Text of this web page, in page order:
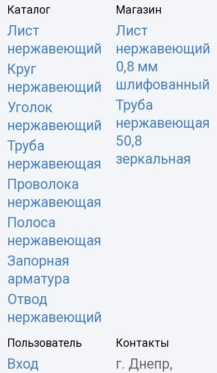
Каталог
Лист
нержавеющий
Круг
нержавеющий
Уголок
нержавеющий
Труба
нержавеющая
Проволока
нержавеющая
Полоса
нержавеющая
Запорная
арматура
Отвод
нержавеющий
Магазин
Лист
нержавеющий
0,8 мм
шлифованный
Труба
нержавеющая
50,8
зеркальная
Пользователь
Вход
Контакты
г. Днепр,